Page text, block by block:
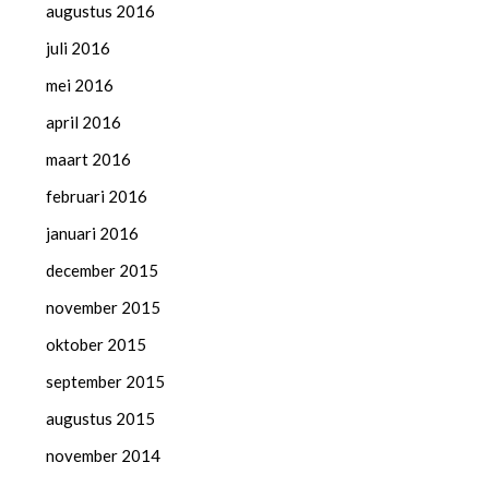
augustus 2016
juli 2016
mei 2016
april 2016
maart 2016
februari 2016
januari 2016
december 2015
november 2015
oktober 2015
september 2015
augustus 2015
november 2014